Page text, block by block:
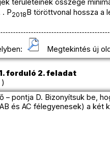
területeinek összege
. P2018B töröttvonal hossza a
Megtekintés új
forduló 2. feladat
pontja D. Bizonyítsuk be,
és AC félegyenesek) a két